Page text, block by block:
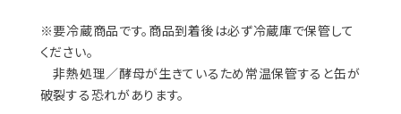
※要冷蔵商品です。商品到着後は必ず冷蔵庫で保管して
ください。
非熱処理／酵母が生きているため常温保管すると缶が
破裂する恐れがあります。